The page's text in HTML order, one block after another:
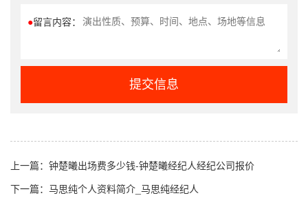
●留言内容：
提交信息
上一篇： 钟楚曦出场费多少钱-钟楚曦经纪人经纪公司报价
下一篇： 马思纯个人资料简介_马思纯经纪人